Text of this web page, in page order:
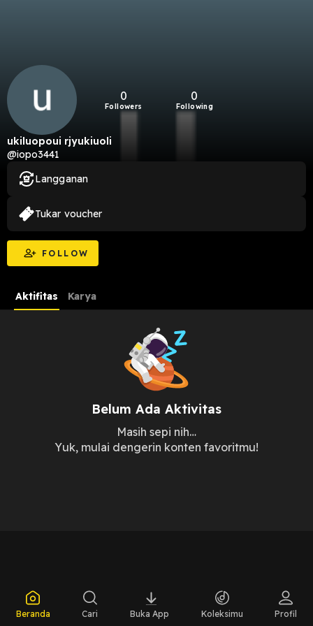
0
Followers
0
Following
ukiluopoui rjyukiuoli
@iopo3441
FOLLOW
Langganan
Tukar voucher
Aktifitas Karya
Belum Ada Aktivitas
Masih sepi nih…
Yuk, mulai dengerin konten favoritmu!
Beranda Cari Buka App Koleksimu Profil